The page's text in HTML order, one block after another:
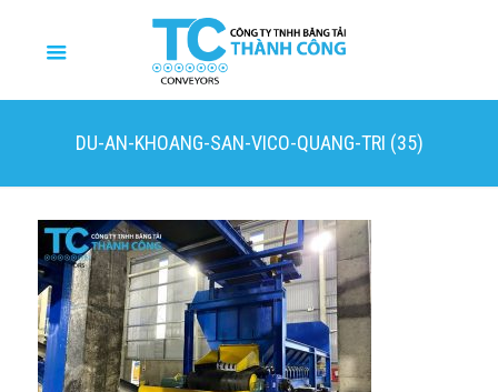
DU-AN-KHOANG-SAN-VICO-QUANG-TRI (35)